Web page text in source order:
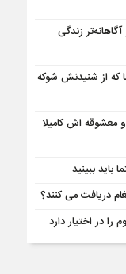
زندگی
که از شنیدنش شوکه
معشوقه اش کامیلا
ببینید
دریافت می کنند؟